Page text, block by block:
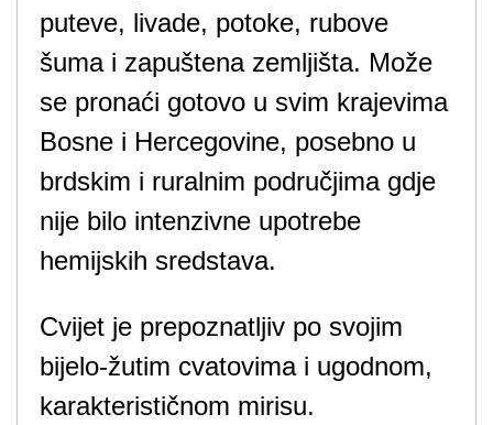
puteve, livade, potoke, rubove
šuma i zapuštena zemljišta. Može
se pronaći gotovo u svim krajevima
Bosne i Hercegovine, posebno u
brdskim i ruralnim područjima gdje
nije bilo intenzivne upotrebe
hemijskih sredstava.
Cvijet je prepoznatljiv po svojim
bijelo-žutim cvatovima i ugodnom,
karakterističnom mirisu.